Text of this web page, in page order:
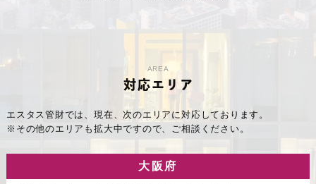
AREA
対応エリア
エスタス管財では、現在、次のエリアに対応しております。
※その他のエリアも拡大中ですので、ご相談ください。
大阪府